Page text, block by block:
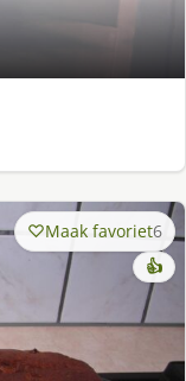
Maak favoriet6
👍